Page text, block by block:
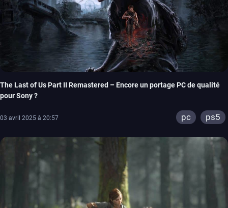
The Last of Us Part II Remastered – Encore un portage PC de qualité
pour Sony ?
03 avril 2025 à 20:57 pc ps5